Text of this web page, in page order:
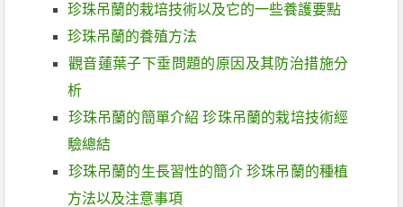
珍珠吊蘭的栽培技術以及它的一些養護要點
珍珠吊蘭的養殖方法
觀音蓮葉子下垂問題的原因及其防治措施分
析
珍珠吊蘭的簡單介紹 珍珠吊蘭的栽培技術經
驗總結
珍珠吊蘭的生長習性的簡介 珍珠吊蘭的種植
方法以及注意事項